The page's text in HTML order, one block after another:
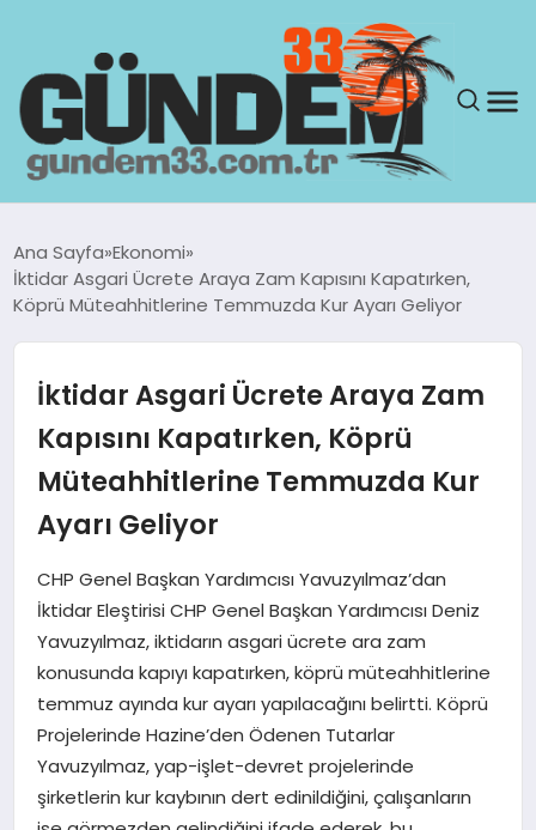
GÜNDEM
TEKNOLOJI
EKONOMI
MAGAZIN
Ana Sayfa Ekonomi
İktidar Asgari Ücrete Araya Zam Kapısını Kapatırken,
Köprü Müteahhitlerine Temmuzda Kur Ayarı Geliyor
İktidar Asgari Ücrete Araya Zam
Kapısını Kapatırken, Köprü
Müteahhitlerine Temmuzda Kur
Ayarı Geliyor
CHP Genel Başkan Yardımcısı Yavuzyılmaz’dan
İktidar Eleştirisi CHP Genel Başkan Yardımcısı Deniz
Yavuzyılmaz, iktidarın asgari ücrete ara zam
konusunda kapıyı kapatırken, köprü müteahhitlerine
temmuz ayında kur ayarı yapılacağını belirtti. Köprü
Projelerinde Hazine’den Ödenen Tutarlar
Yavuzyılmaz, yap-işlet-devret projelerinde
şirketlerin kur kaybının dert edinildiğini, çalışanların